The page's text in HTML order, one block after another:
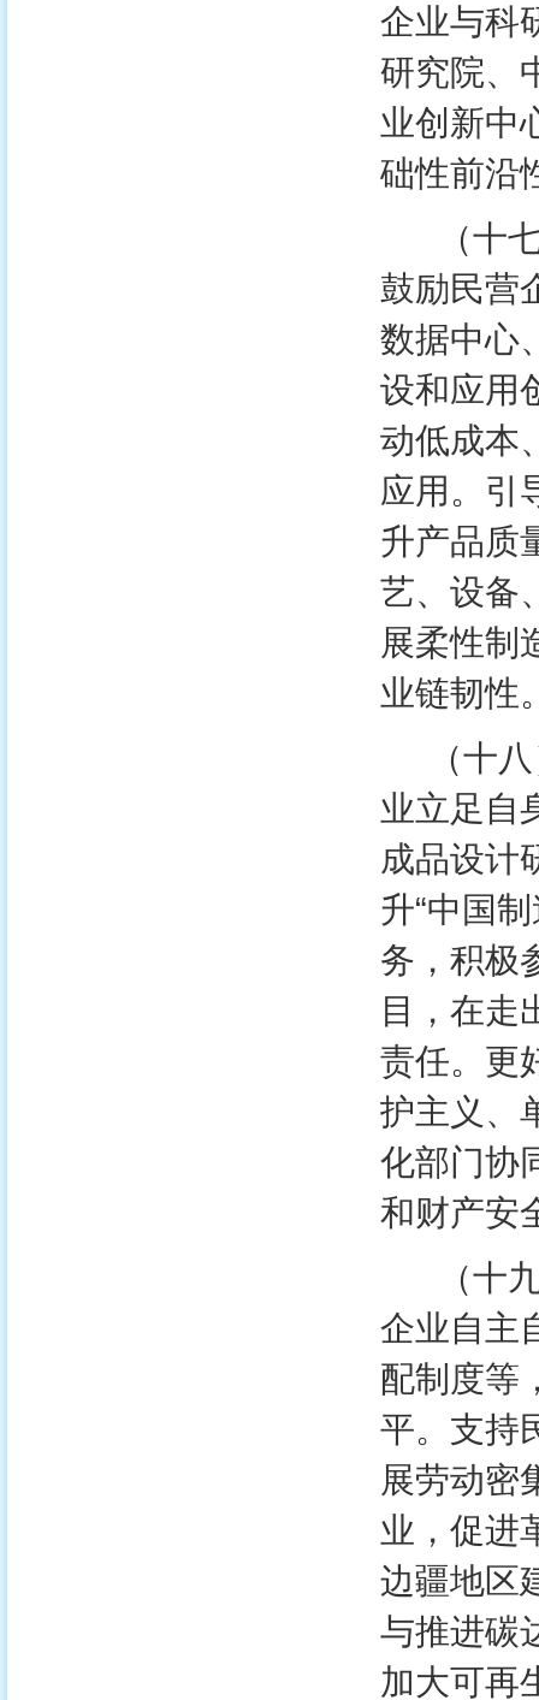
企业与科
研究院、
业创新中
础性前沿
（十七
鼓励民营
数据中心
设和应用
动低成本
应用。引
升产品质
艺、设备
展柔性制
业链韧性
（十八
业立足自
成品设计
升“中国
务，积极
目，在走
责任。更
护主义、
化部门协
和财产安
（十九
企业自主
配制度等
平。支持
展劳动密
业，促进
边疆地区
与推进碳
加大可再